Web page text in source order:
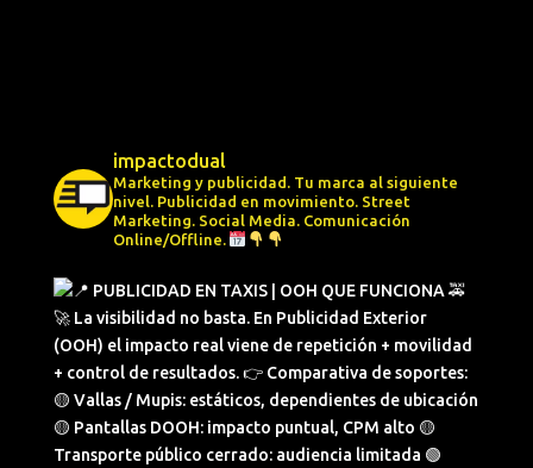
impactodual
Marketing y publicidad. Tu marca al siguiente
nivel. Publicidad en movimiento. Street
Marketing. Social Media. Comunicación
Online/Offline.